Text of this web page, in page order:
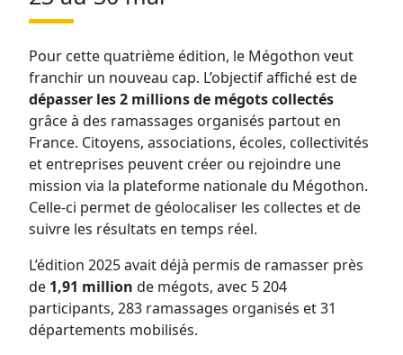
Pour cette quatrième édition, le Mégothon veut
franchir un nouveau cap. L’objectif affiché est de
dépasser les 2 millions de mégots collectés
grâce à des ramassages organisés partout en
France. Citoyens, associations, écoles, collectivités
et entreprises peuvent créer ou rejoindre une
mission via la plateforme nationale du Mégothon.
Celle-ci permet de géolocaliser les collectes et de
suivre les résultats en temps réel.
L’édition 2025 avait déjà permis de ramasser près
de 1,91 million de mégots, avec 5 204
participants, 283 ramassages organisés et 31
départements mobilisés.